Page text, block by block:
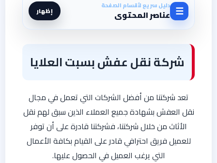
☰ دليل سريع لأقسام الصفحة
عناصر المحتوى إظهار
شركة نقل عفش بسبت العلايا
تعد شركتنا من أفضل الشركات التي تعمل في مجال
نقل العفش بشهادة جميع العملاء الذين سبق لهم نقل
الأثاث من خلال شركتنا، فشركتنا قادرة على أن توفر
للعميل فريق احترافي قادر على القيام بكافة الأعمال
التي يرغب العميل في الحصول عليها.